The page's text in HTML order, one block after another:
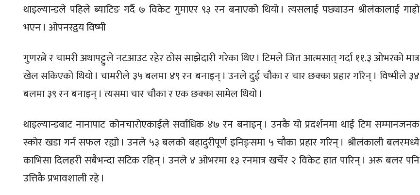
थाइल्यान्डले पहिले ब्याटिङ गर्दै ७ विकेट गुमाएर ९३ रन बनाएको थियो । त्यसलाई पछ्याउन श्रीलंकालाई गाह्रो
भएन । ओपनरद्वय विष्मी
गुणरत्ने र चामरी अथापट्टुले नटआउट रहेर ठोस साझेदारी गरेका थिए । टिमले जित आत्मसात् गर्दा ११.३ ओभरको मात्र
खेल सकिएको थियो । चामरीले ३५ बलमा ४९ रन बनाइन् । उनले दुई चौका र चार छक्का प्रहार गरिन् । विष्मीले ३४
बलमा ३९ रन बनाइन् । त्यसमा चार चौका र एक छक्का सामेल थियो ।
थाइल्यान्डबाट नानापाट कोनचारोएकाईले सर्वाधिक ४७ रन बनाइन् । उनकै यो प्रदर्शनमा थाई टिम सम्मानजनक
स्कोर खडा गर्न सफल रह्यो । उनले ५३ बलको बहादुरीपूर्ण इनिङ्समा ५ चौका प्रहार गरिन् । श्रीलंकाली बलरमध्ये
काभिसा दिलहरी सबैभन्दा सटिक रहिन् । उनले ४ ओभरमा १३ रनमात्र खर्चेर २ विकेट हात पारिन् । अरू बलर पनि
उत्तिकै प्रभावशाली रहे ।